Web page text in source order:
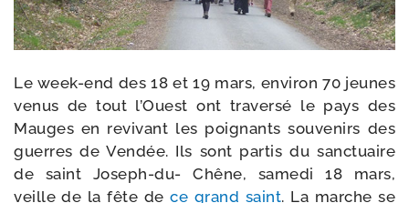
Le week-​end des 18 et 19 mars, envi­ron 70 jeunes
venus de tout l’Ouest ont tra­ver­sé le pays des
Mauges en revi­vant les poi­gnants sou­ve­nirs des
guerres de Vendée. Ils sont par­tis du sanc­tuaire
de saint Joseph-​du- Chêne, same­di 18 mars,
veille de la fête dece grand saint. La marche se